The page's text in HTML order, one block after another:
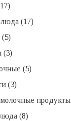
(17)
(5)
(3)
(5)
(3)
продукты
(8)